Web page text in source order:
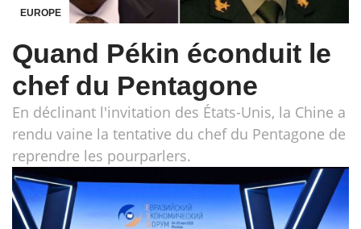
EUROPE
Quand Pékin éconduit le
chef du Pentagone
En déclinant l'invitation des États-Unis, la Chine a
rendu vaine la tentative du chef du Pentagone de
reprendre les pourparlers.